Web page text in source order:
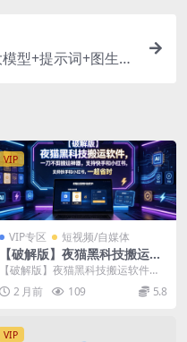
型+提示词+图生
VIP
VIP专区 短视频/自媒体
【破解版】夜猫黑科技搬运软
件，一刀不剪搬运神器，支持
快手和小红书，一键搬运超省
时！
【破解版】夜猫黑科技搬运软件，
一刀不剪搬运神器，支持快手和小
红书，一键搬运超省时...
2 月前 109 5.8
VIP